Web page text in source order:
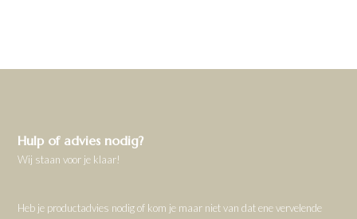
Hulp of advies nodig?
Wij staan voor je klaar!
Heb je productadvies nodig of kom je maar niet van dat ene vervelende